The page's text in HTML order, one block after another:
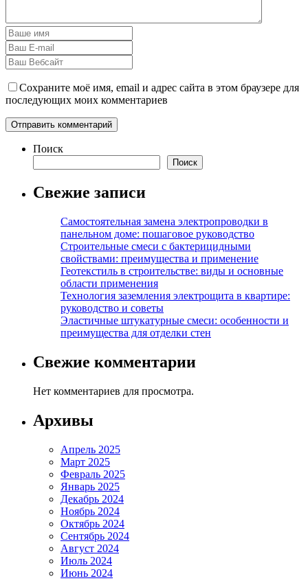
Сохраните моё имя, email и адрес сайта в этом браузере для
последующих моих комментариев
Поиск
Поиск
Свежие записи
Самостоятельная замена электропроводки в
панельном доме: пошаговое руководство
Строительные смеси с бактерицидными
свойствами: преимущества и применение
Геотекстиль в строительстве: виды и основные
области применения
Технология заземления электрощита в квартире:
руководство и советы
Эластичные штукатурные смеси: особенности и
преимущества для отделки стен
Свежие комментарии
Нет комментариев для просмотра.
Архивы
Апрель 2025
Март 2025
Февраль 2025
Январь 2025
Декабрь 2024
Ноябрь 2024
Октябрь 2024
Сентябрь 2024
Август 2024
Июль 2024
Июнь 2024